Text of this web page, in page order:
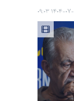
۰۷-۰۱ ۰۹:۰۳